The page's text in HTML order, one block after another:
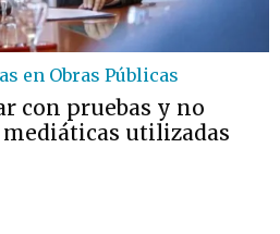
en Obras Públicas
con pruebas y no
utilizadas